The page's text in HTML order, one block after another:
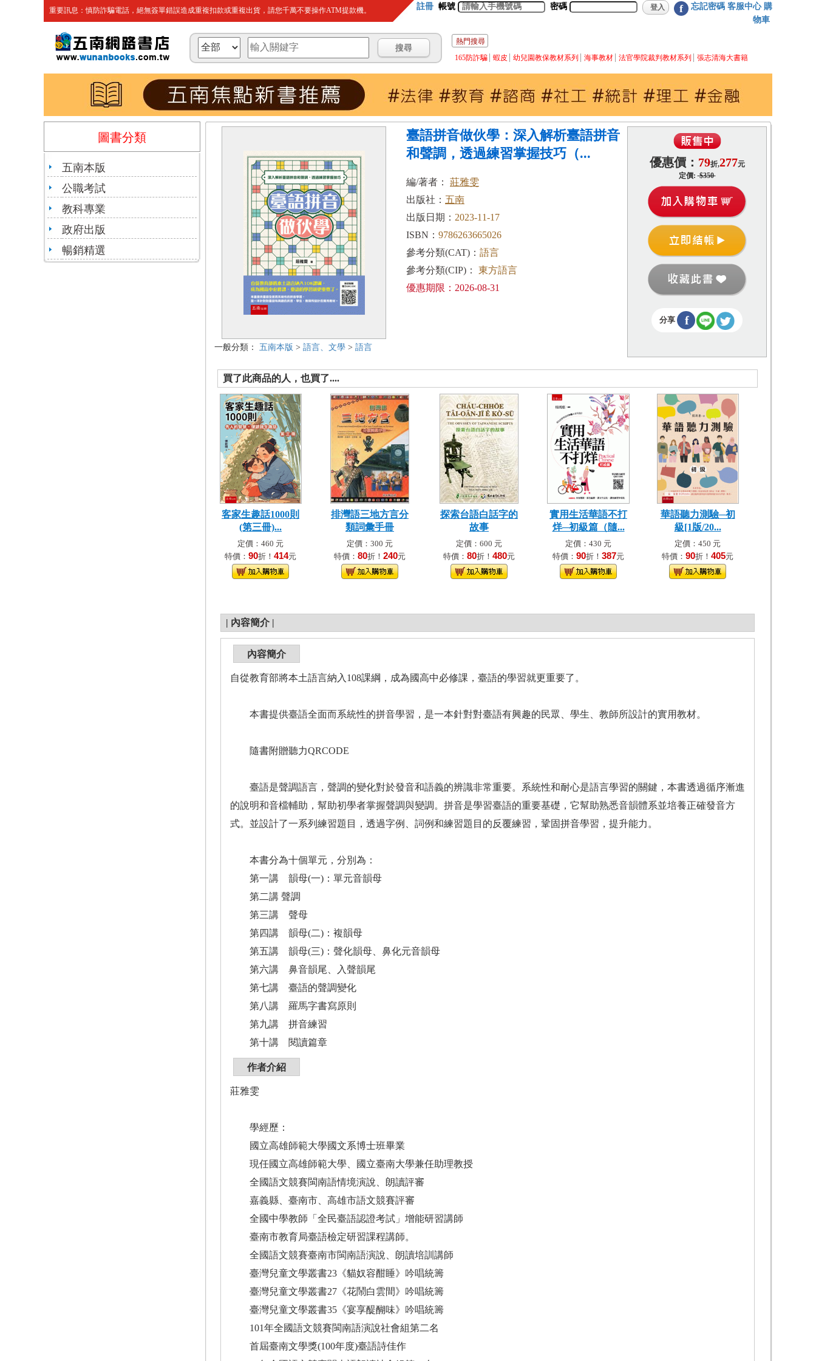
重要訊息：慎防詐騙電話，絕無簽單錯誤造成重複扣款或重複出貨，請您千萬不要操作ATM提款機。 註冊 帳號 密碼 f 忘記密碼 客服中心 購
物車
熱門搜尋
165防詐騙
蝦皮 幼兒園教保教材系列 海事教材 法官學院裁判教材系列 張志清海大書籍
圖書分類
五南本版
公職考試
教科專業
政府出版
暢銷精選
一般分類： 五南本版 > 語言、文學 > 語言
臺語拼音做伙學：深入解析臺語拼音
和聲調，透過練習掌握技巧（...
編/著者： 莊雅雯
出版社： 五南
出版日期： 2023-11-17
ISBN： 9786263665026
參考分類(CAT)： 語言
參考分類(CIP)：
東方語言
優惠期限：2026-08-31
優惠價： 79折,277元
定價:$350
分享 f
買了此商品的人，也買了....
客家生趣話1000則
(第三冊)...
定價：460 元
特價： 90折！ 414元
排灣語三地方言分
類詞彙手冊
定價：300 元
特價： 80折！ 240元
探索台語白話字的
故事
定價：600 元
特價： 80折！ 480元
實用生活華語不打
烊─初級篇（隨...
定價：430 元
特價： 90折！ 387元
華語聽力測驗─初
級[1版/20...
定價：450 元
特價： 90折！ 405元
| 內容簡介 |
內容簡介
自從教育部將本土語言納入108課綱，成為國高中必修課，臺語的學習就更重要了。
本書提供臺語全面而系統性的拼音學習，是一本針對對臺語有興趣的民眾、學生、教師所設計的實用教材。
隨書附贈聽力QRCODE
臺語是聲調語言，聲調的變化對於發音和語義的辨識非常重要。系統性和耐心是語言學習的關鍵，本書透過循序漸進
的說明和音檔輔助，幫助初學者掌握聲調與變調。拼音是學習臺語的重要基礎，它幫助熟悉音韻體系並培養正確發音方
式。並設計了一系列練習題目，透過字例、詞例和練習題目的反覆練習，鞏固拼音學習，提升能力。
本書分為十個單元，分別為：
第一講 韻母(一)：單元音韻母
第二講 聲調
第三講 聲母
第四講 韻母(二)：複韻母
第五講 韻母(三)：聲化韻母、鼻化元音韻母
第六講 鼻音韻尾、入聲韻尾
第七講 臺語的聲調變化
第八講 羅馬字書寫原則
第九講 拼音練習
第十講 閱讀篇章
作者介紹
莊雅雯
學經歷：
國立高雄師範大學國文系博士班畢業
現任國立高雄師範大學、國立臺南大學兼任助理教授
全國語文競賽閩南語情境演說、朗讀評審
嘉義縣、臺南市、高雄市語文競賽評審
全國中學教師「全民臺語認證考試」增能研習講師
臺南市教育局臺語檢定研習課程講師。
全國語文競賽臺南市閩南語演說、朗讀培訓講師
臺灣兒童文學叢書23《貓奴容酣睡》吟唱統籌
臺灣兒童文學叢書27《花鬧白雲間》吟唱統籌
臺灣兒童文學叢書35《宴享醍醐味》吟唱統籌
101年全國語文競賽閩南語演說社會組第二名
首屆臺南文學獎(100年度)臺語詩佳作